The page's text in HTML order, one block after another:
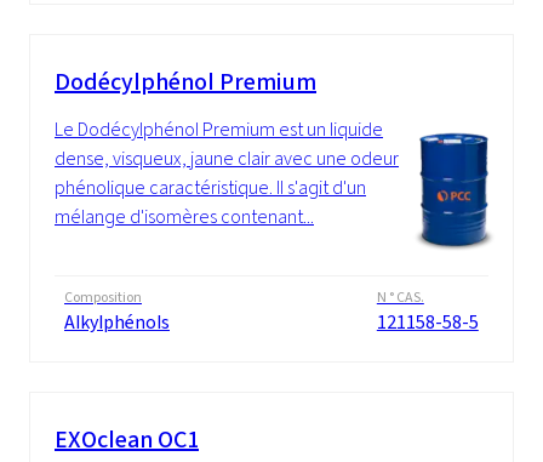
Dodécylphénol Premium
Le Dodécylphénol Premium est un liquide
dense, visqueux, jaune clair avec une odeur
phénolique caractéristique. Il s'agit d'un
mélange d'isomères contenant...
Composition
Alkylphénols
N ° CAS.
121158-58-5
EXOclean OC1